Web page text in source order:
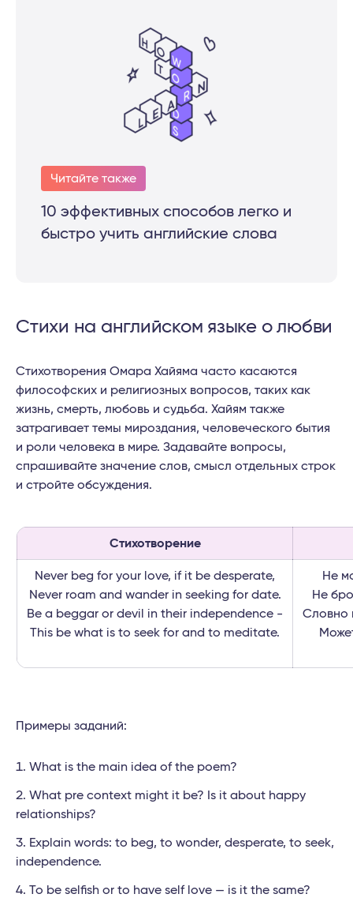
Читайте также
10 эффективных способов легко и
быстро учить английские слова
Стихи на английском языке о любви
Стихотворения Омара Хайяма часто касаются
философских и религиозных вопросов, таких как
жизнь, смерть, любовь и судьба. Хайям также
затрагивает темы мироздания, человеческого бытия
и роли человека в мире. Задавайте вопросы,
спрашивайте значение слов, смысл отдельных строк
и стройте обсуждения.
Стихотворение
Never beg for your love, if it be desperate,
Never roam and wander in seeking for date.
Be a beggar or devil in their independence -
This be what is to seek for and to meditate.
Не
Не
Словно
Примеры заданий:
What is the main idea of the poem?
What pre context might it be? Is it about happy
relationships?
Explain words: to beg, to wonder, desperate, to seek,
independence.
To be selfish or to have self love — is it the same?